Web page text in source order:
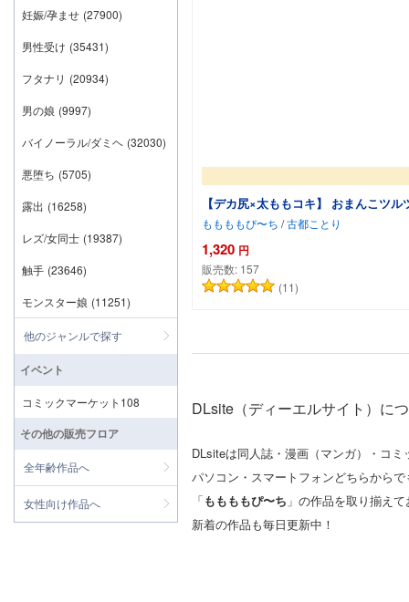
【デカ尻×太ももコキ】 おまんこツ
ももももぴ〜ち /古都ことり
1,320 円
販売数: 157
(11)
DLsite（ディーエルサイト）に
DLsiteは同人誌・漫画（マンガ）・コ
パソコン・スマートフォンどちらから
「ももももぴ〜ち 」の作品を取り揃え
新着の作品も毎日更新中！
妊娠/孕ませ (27900)
男性受け (35431)
フタナリ (20934)
男の娘 (9997)
バイノーラル/ダミヘ (32030)
悪堕ち (5705)
露出 (16258)
レズ/女同士 (19387)
触手 (23646)
モンスター娘 (11251)
他のジャンルで探す
イベント
コミックマーケット108
その他の販売フロア
全年齢作品へ
女性向け作品へ